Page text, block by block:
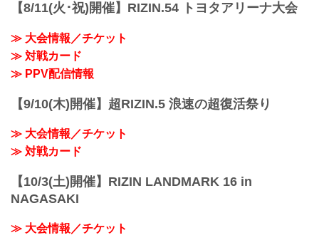
お得なPPV前売りチケットは、大会前日
【8/11(火･祝)開催】RIZIN.54 トヨタアリーナ大会
≫ 大会情報／チケット
≫ 対戦カード
≫ PPV配信情報
【9/10(木)開催】超RIZIN.5 浪速の超復活祭り
≫ 大会情報／チケット
≫ 対戦カード
【10/3(土)開催】RIZIN LANDMARK 16 in
NAGASAKI
≫ 大会情報／チケット